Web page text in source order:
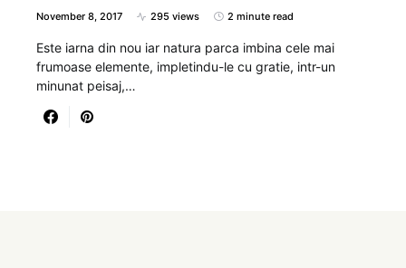
November 8, 2017 295 views 2 minute read
Este iarna din nou iar natura parca imbina cele mai
frumoase elemente, impletindu-le cu gratie, intr-un
minunat peisaj,…